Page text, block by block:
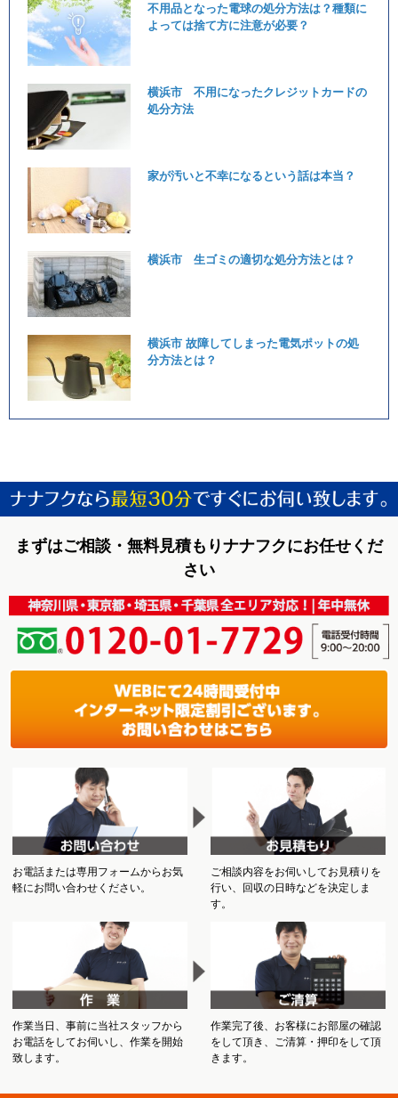
不用品となった電球の処分方法は？種類に
よっては捨て方に注意が必要？
横浜市 不用になったクレジットカードの
処分方法
家が汚いと不幸になるという話は本当？
横浜市 生ゴミの適切な処分方法とは？
横浜市 故障してしまった電気ポットの処
分方法とは？
まずはご相談・無料見積もりナナフクにお任せくだ
さい
お電話または専用フォームからお気
軽にお問い合わせください。
ご相談内容をお伺いしてお見積りを
行い、回収の日時などを決定しま
す。
作業当日、事前に当社スタッフから
お電話をしてお伺いし、作業を開始
致します。
作業完了後、お客様にお部屋の確認
をして頂き、ご清算・押印をして頂
きます。